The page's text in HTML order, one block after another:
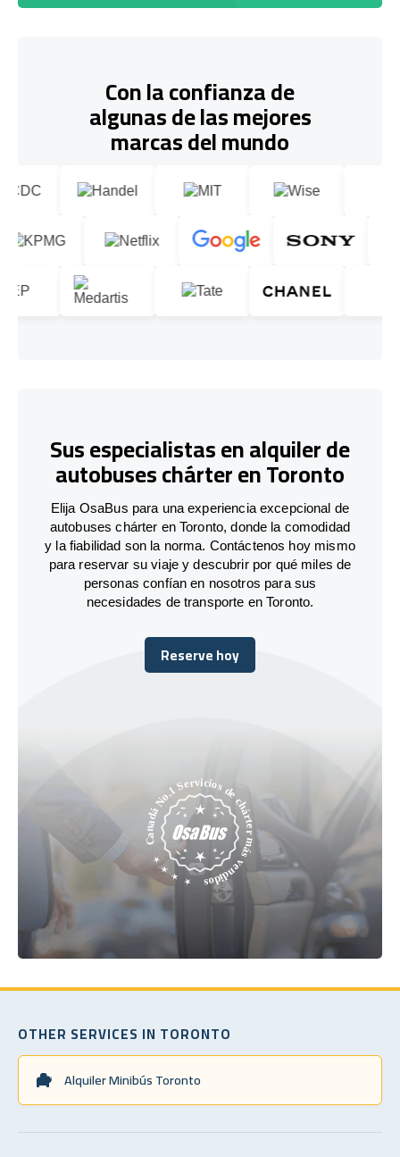
Con la confianza de
algunas de las mejores
marcas del mundo
Sus especialistas en alquiler de
autobuses chárter en Toronto
Elija OsaBus para una experiencia excepcional de
autobuses chárter en Toronto, donde la comodidad
y la fiabilidad son la norma. Contáctenos hoy mismo
para reservar su viaje y descubrir por qué miles de
personas confían en nosotros para sus
necesidades de transporte en Toronto.
Reserve hoy
Reserve hoy
OTHER SERVICES IN TORONTO
Alquiler Minibús Toronto